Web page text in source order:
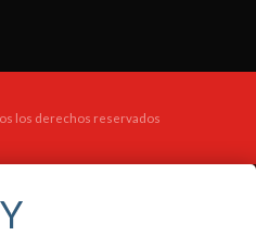
los derechos reservados